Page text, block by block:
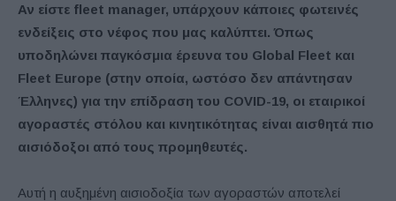
Αν είστε fleet manager, υπάρχουν κάποιες φωτεινές
ενδείξεις στο νέφος που μας καλύπτει. Όπως
υποδηλώνει παγκόσμια έρευνα του Global Fleet και
Fleet Europe (στην οποία, ωστόσο δεν απάντησαν
Έλληνες) για την επίδραση του COVID-19, οι εταιρικοί
αγοραστές στόλου και κινητικότητας είναι αισθητά πιο
αισιόδοξοι από τους προμηθευτές.
Αυτή η αυξημένη αισιοδοξία των αγοραστών αποτελεί